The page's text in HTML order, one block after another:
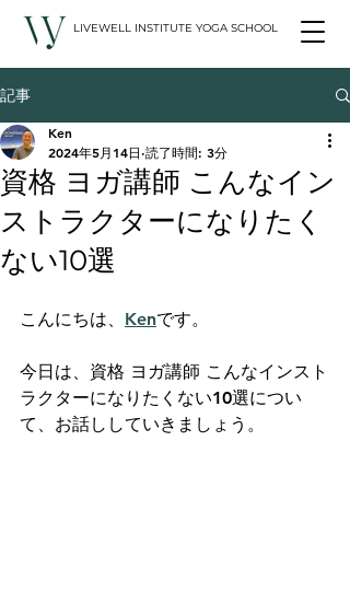
LIVEWELL INSTITUTE YOGA SCHOOL
記事
資格 ヨガ講師 こんなイン
ストラクターになりたく
ない10選
Ken
2024年5月14日 読了時間: 3分
こんにちは、 Kenです。
今日は、資格 ヨガ講師 こんなインスト
ラクターになりたくない10選につい
て、お話ししていきましょう。